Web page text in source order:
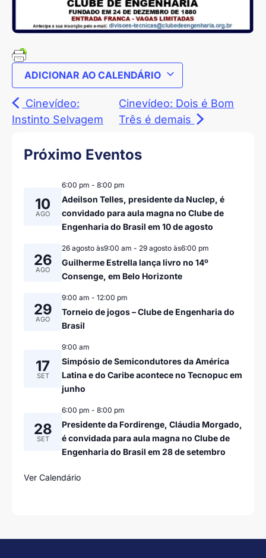
ADICIONAR AO CALENDÁRIO
Cinevídeo:
Instinto Selvagem
Cinevídeo: Dois é Bom
Três é demais
Próximo Eventos
AGO
10
6:00 pm - 8:00 pm
Adeilson Telles, presidente da Nuclep, é
convidado para aula magna no Clube de
Engenharia do Brasil em 10 de agosto
AGO
26
26 agosto às9:00 am - 29 agosto às6:00 pm
Guilherme Estrella lança livro no 14º
Consenge, em Belo Horizonte
AGO
29
9:00 am - 12:00 pm
Torneio de jogos – Clube de Engenharia do
Brasil
SET
17
9:00 am
Simpósio de Semicondutores da América
Latina e do Caribe acontece no Tecnopuc em
junho
SET
28
6:00 pm - 8:00 pm
Presidente da Fordirenge, Cláudia Morgado,
é convidada para aula magna no Clube de
Engenharia do Brasil em 28 de setembro
Ver Calendário